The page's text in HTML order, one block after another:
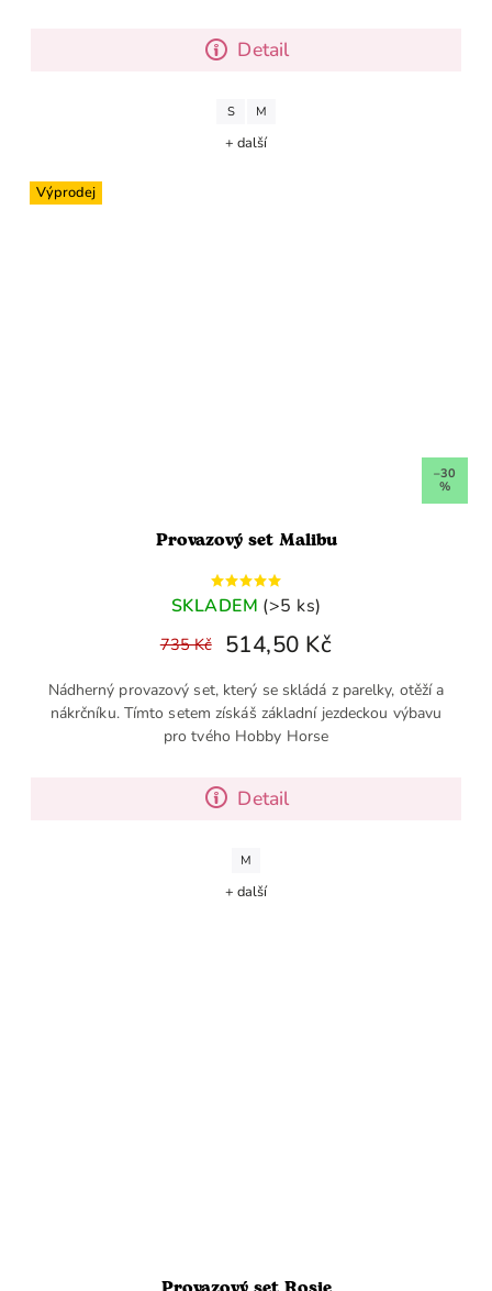
Detail
S M
+ další
Výprodej
–30
%
Provazový set Malibu
SKLADEM (>5 ks)
735 Kč 514,50 Kč
Detail
Nádherný provazový set, který se skládá z parelky, otěží a
nákrčníku. Tímto setem získáš základní jezdeckou výbavu
pro tvého Hobby Horse
M
+ další